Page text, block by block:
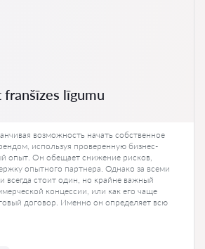
franšīzes līgumu
возможность начать собственное
используя проверенную бизнес-
опыт. Он обещает снижение рисков,
опытного партнера. Однако за всеми
всегда стоит один, но крайне важный
концессии, или как его чаще
договор. Именно он определяет всю